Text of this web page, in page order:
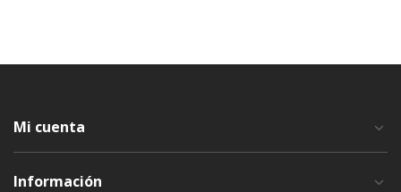
Mi cuenta
Información